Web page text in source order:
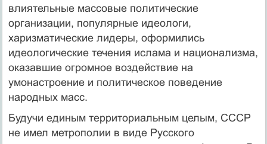
влиятельные массовые политические
организации, популярные идеологи,
харизматические лидеры, оформились
идеологические течения ислама и национализма,
оказавшие огромное воздействие на
умонастроение и политическое поведение
народных масс.
Будучи единым территориальным целым, СССР
не имел метрополии в виде Русского